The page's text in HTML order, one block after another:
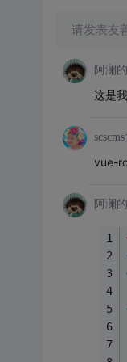
请发表友
阿澜
这是
vue-
阿澜